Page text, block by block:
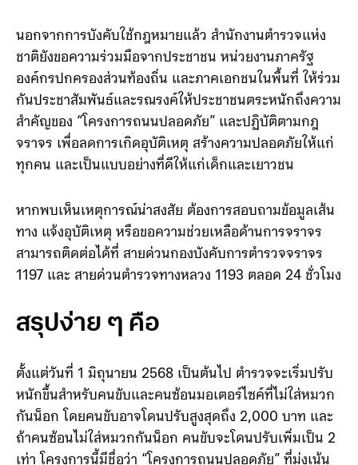
นอกจากการบังคับใช้กฎหมายแล้ว สำนักงานตำรวจแห่ง
ชาติยังขอความร่วมมือจากประชาชน หน่วยงานภาครัฐ
องค์กรปกครองส่วนท้องถิ่น และภาคเอกชนในพื้นที่ ให้ร่วม
กันประชาสัมพันธ์และรณรงค์ให้ประชาชนตระหนักถึงความ
สำคัญของ “โครงการถนนปลอดภัย” และปฏิบัติตามกฎ
จราจร เพื่อลดการเกิดอุบัติเหตุ สร้างความปลอดภัยให้แก่
ทุกคน และเป็นแบบอย่างที่ดีให้แก่เด็กและเยาวชน
หากพบเห็นเหตุการณ์น่าสงสัย ต้องการสอบถามข้อมูลเส้น
ทาง แจ้งอุบัติเหตุ หรือขอความช่วยเหลือด้านการจราจร
สามารถติดต่อได้ที่ สายด่วนกองบังคับการตำรวจจราจร
1197 และ สายด่วนตำรวจทางหลวง 1193 ตลอด 24 ชั่วโมง
สรุปง่าย ๆ คือ
ตั้งแต่วันที่ 1 มิถุนายน 2568 เป็นต้นไป ตำรวจจะเริ่มปรับ
หนักขึ้นสำหรับคนขับและคนซ้อนมอเตอร์ไซค์ที่ไม่ใส่หมวก
กันน็อก โดยคนขับอาจโดนปรับสูงสุดถึง 2,000 บาท และ
ถ้าคนซ้อนไม่ใส่หมวกกันน็อก คนขับจะโดนปรับเพิ่มเป็น 2
เท่า โครงการนี้มีชื่อว่า “โครงการถนนปลอดภัย” ที่มุ่งเน้น